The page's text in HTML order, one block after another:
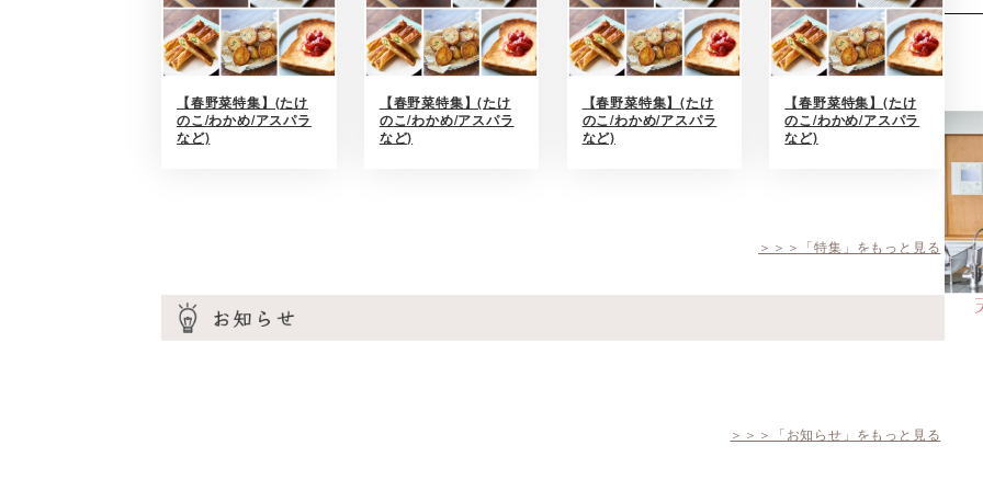
【春野菜特集】(たけ
のこ/わかめ/アスパラ
など)
【春野菜特集】(たけ
のこ/わかめ/アスパラ
など)
【春野菜特集】(たけ
のこ/わかめ/アスパラ
など)
【春野菜特集】(たけ
のこ/わかめ/アスパラ
など)
＞＞＞「特集」をもっと見る
＞＞＞「お知らせ」をもっと見る